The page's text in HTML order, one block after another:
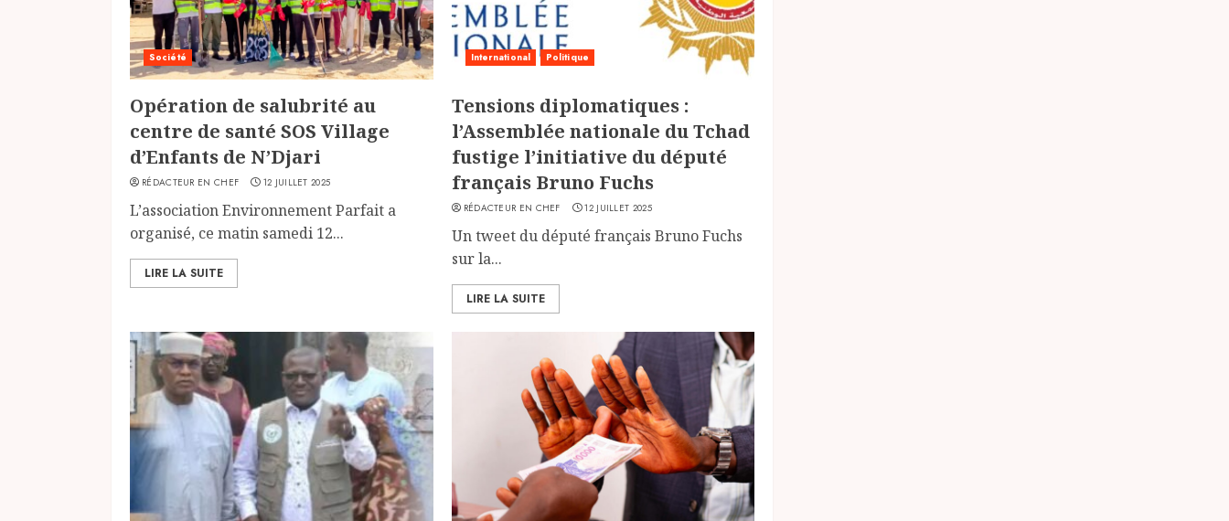
Société
Opération de salubrité au
centre de santé SOS Village
d’Enfants de N’Djari
RÉDACTEUR EN CHEF 12 JUILLET 2025
L’association Environnement Parfait a
organisé, ce matin samedi 12...
LIRE LA SUITE
International Politique
Tensions diplomatiques :
l’Assemblée nationale du Tchad
fustige l’initiative du député
français Bruno Fuchs
RÉDACTEUR EN CHEF 12 JUILLET 2025
Un tweet du député français Bruno Fuchs
sur la...
LIRE LA SUITE